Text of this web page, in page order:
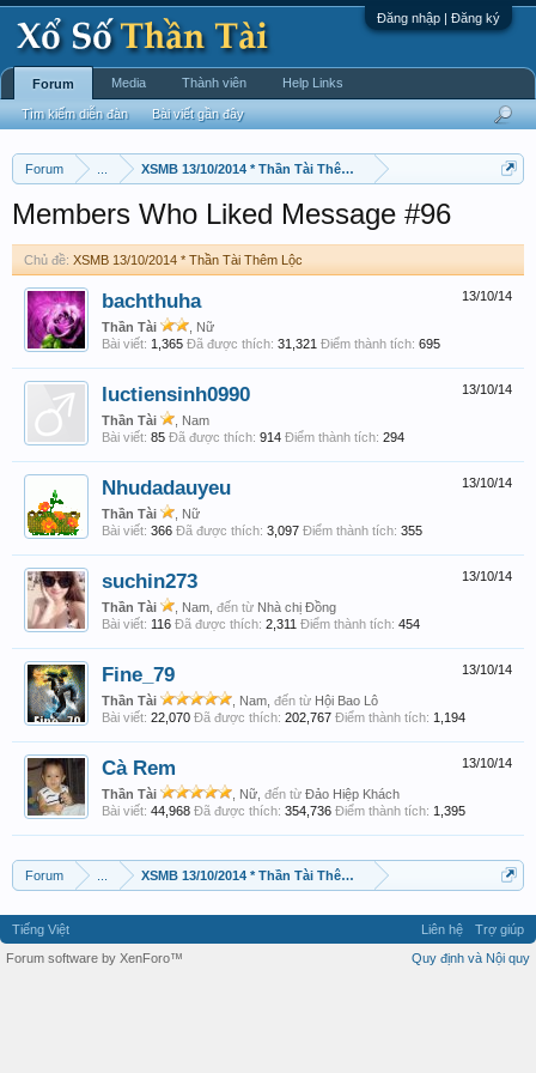
Đăng nhập | Đăng ký
Forum XSMB 13/10/2014 * Thần Tài Thêm Lộc
Members Who Liked Message #96
Chủ đề: XSMB 13/10/2014 * Thần Tài Thêm Lộc
13/10/14
bachthuha
Thần Tài
, Nữ
Bài viết: 1,365 Đã được thích: 31,321 Điểm thành tích: 695
13/10/14
luctiensinh0990
Thần Tài
, Nam
Bài viết: 85 Đã được thích: 914 Điểm thành tích: 294
13/10/14
Nhudadauyeu
Thần Tài
, Nữ
Bài viết: 366 Đã được thích: 3,097 Điểm thành tích: 355
13/10/14
suchin273
Thần Tài , Nam, đến từ Nhà chị Đồng
Bài viết: 116 Đã được thích: 2,311 Điểm thành tích: 454
13/10/14
Fine_79
Thần Tài , Nam, đến từ Hội Bao Lô
Bài viết: 22,070 Đã được thích: 202,767 Điểm thành tích: 1,194
13/10/14
Cà Rem
Thần Tài , Nữ, đến từ Đảo Hiệp Khách
Bài viết: 44,968 Đã được thích: 354,736 Điểm thành tích: 1,395
Forum XSMB 13/10/2014 * Thần Tài Thêm Lộc
Forum
Tìm kiếm diễn đàn Bài viết gần đây
Media Thành viên Help Links
Tiếng Việt Liên hệ
Trợ giúp
Quy định và Nội quy
Forum software by XenForo™